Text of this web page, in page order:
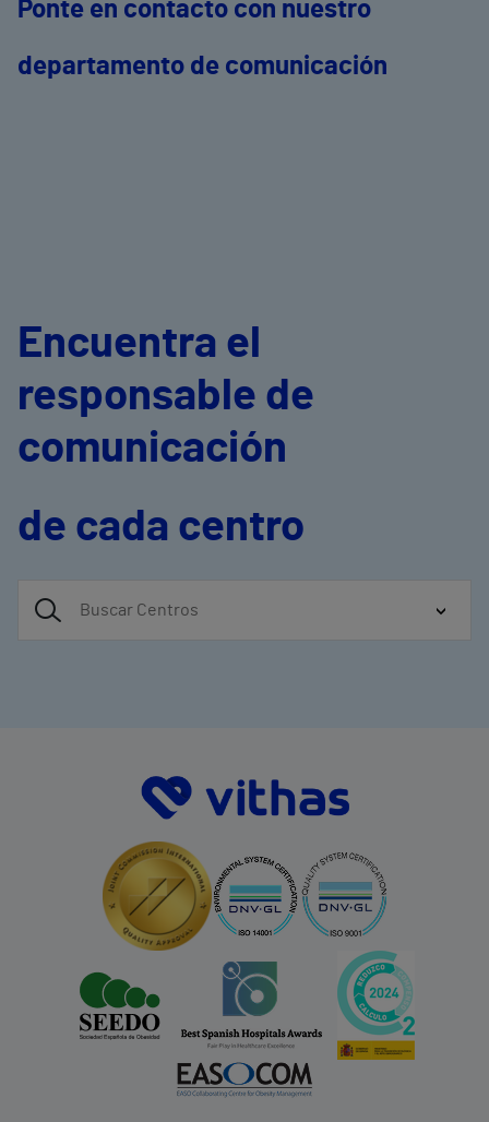
Ponte en contacto con nuestro
departamento de comunicación
Encuentra el
responsable de
comunicación
de cada centro